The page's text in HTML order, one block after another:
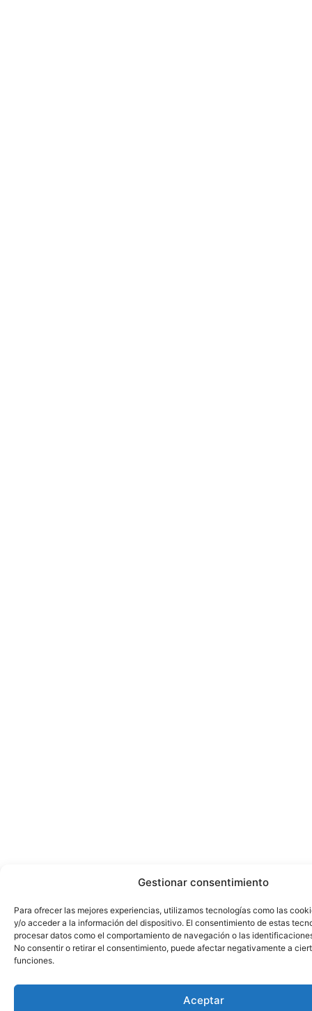
Gestionar consentimiento
Para ofrecer las mejores experiencias, utilizamos tecnologías como las
y/o acceder a la información del dispositivo. El consentimiento de estas
procesar datos como el comportamiento de navegación o las
No consentir o retirar el consentimiento, puede afectar negativamente a
funciones.
Aceptar